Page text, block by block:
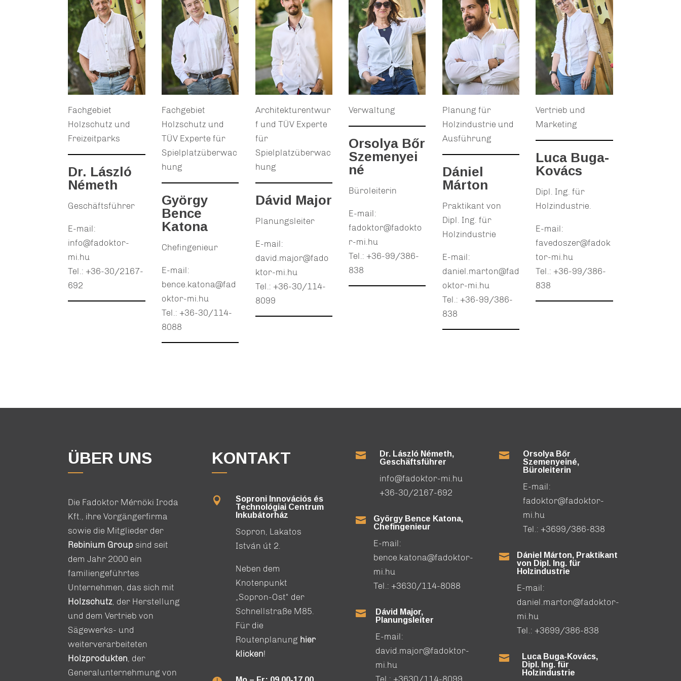
Fachgebiet
Holzschutz und
Freizeitparks
Dr. László
Németh
Geschäftsführer
E-mail:
info@fadoktor-
mi.hu
Tel.: +36-30/2167-
692
Fachgebiet
Holzschutz und
TÜV Experte für
Spielplatzüberwac
hung
György
Bence
Katona
Chefingenieur
E-mail:
bence.katona@fad
oktor-mi.hu
Tel.: +36-30/114-
8088
Architekturentwur
f und TÜV Experte
für
Spielplatzüberwac
hung
Dávid Major
Planungsleiter
E-mail:
david.major@fado
ktor-mi.hu
Tel.: +36-30/114-
8099
Verwaltung
Orsolya Bőr
Szemenyei
né
Büroleiterin
E-mail:
fadoktor@fadokto
r-mi.hu
Tel.: +36-99/386-
838
Planung für
Holzindustrie und
Ausführung
Dániel
Márton
Praktikant von
Dipl. Ing. für
Holzindustrie
E-mail:
daniel.marton@fad
oktor-mi.hu
Tel.: +36-99/386-
838
Vertrieb und
Marketing
Luca Buga-
Kovács
Dipl. Ing. für
Holzindustrie.
E-mail:
favedoszer@fadok
tor-mi.hu
Tel.: +36-99/386-
838
ÜBER UNS
Die Fadoktor Mérnöki Iroda
Kft., ihre Vorgängerfirma
sowie die Mitglieder der
Rebinium Group sind seit
dem Jahr 2000 ein
familiengeführtes
Unternehmen, das sich mit
Holzschutz, der Herstellung
und dem Vertrieb von
Sägewerks- und
weiterverarbeiteten
Holzprodukten, der
Generalunternehmung von
KONTAKT

Soproni Innovációs és
Technológiai Centrum
Inkubátorház
Sopron, Lakatos
István út 2.
Neben dem
Knotenpunkt
„Sopron-Ost“ der
Schnellstraße M85.
Für die
Routenplanung hier
klicken!

Dr. László Németh,
Geschäftsführer
info@fadoktor-mi.hu
+36-30/2167-692

György Bence Katona,
Chefingenieur
E-mail:
bence.katona@fadoktor-
mi.hu
Tel.: +3630/114-8088

Dávid Major,
Planungsleiter
E-mail:
david.major@fadoktor-
mi.hu
Tel.: +3630/114-8099

Orsolya Bőr
Szemenyeiné,
Büroleiterin
E-mail:
fadoktor@fadoktor-
mi.hu
Tel.: +3699/386-838

Dániel Márton, Praktikant
von Dipl. Ing. für
Holzindustrie
E-mail:
daniel.marton@fadoktor-
mi.hu
Tel.: +3699/386-838

Luca Buga-Kovács,
Dipl. Ing. für
Holzindustrie